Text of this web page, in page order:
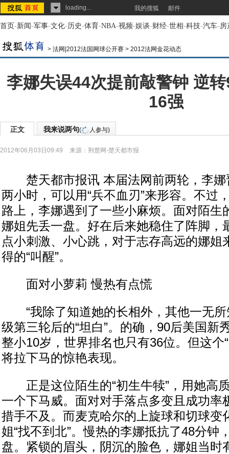
loading... 我的搜狐 邮件
首页-新闻-军事-文化-历史-体育-NBA-视频-娱谈-财经-世相-科技-汽车-房
> 法网|2012法国网球公开赛 > 2012法网金花动态
李娜失误44次提前敲警钟 逆
16强
正文 我来说两句( 人参与)
2012年06月03日09:49 来源： 荆楚网-楚天都市报
楚天都市报讯 本届法网前两轮，李娜
两小时，可以用“兵不血刃”来形容。不过
路上，李娜遇到了一些小麻烦。面对陌生
娜姐先丢一盘。好在后来她稳住了阵脚，
点小刺激、小心跳，对于志存高远的娜姐
得的“叫醒”。
面对小萝莉 慢热有点慌
“我除了知道她的长相外，其他一无所
级第三轮后的“坦白”。的确，90后美国新
整小10岁，世界排名也只有36位。但这个
将拉下马的惊艳表现。
正是这位陌生的“初生牛犊”，用她高
一个下马威。面对对手落点多变且成功率
措手不及。而麦克哈尔的上旋球和切球变
姐“找不到北”。慢热的李娜抵抗了48分钟
盘。紧锁的眉头，阴沉的脸色，娜姐当时